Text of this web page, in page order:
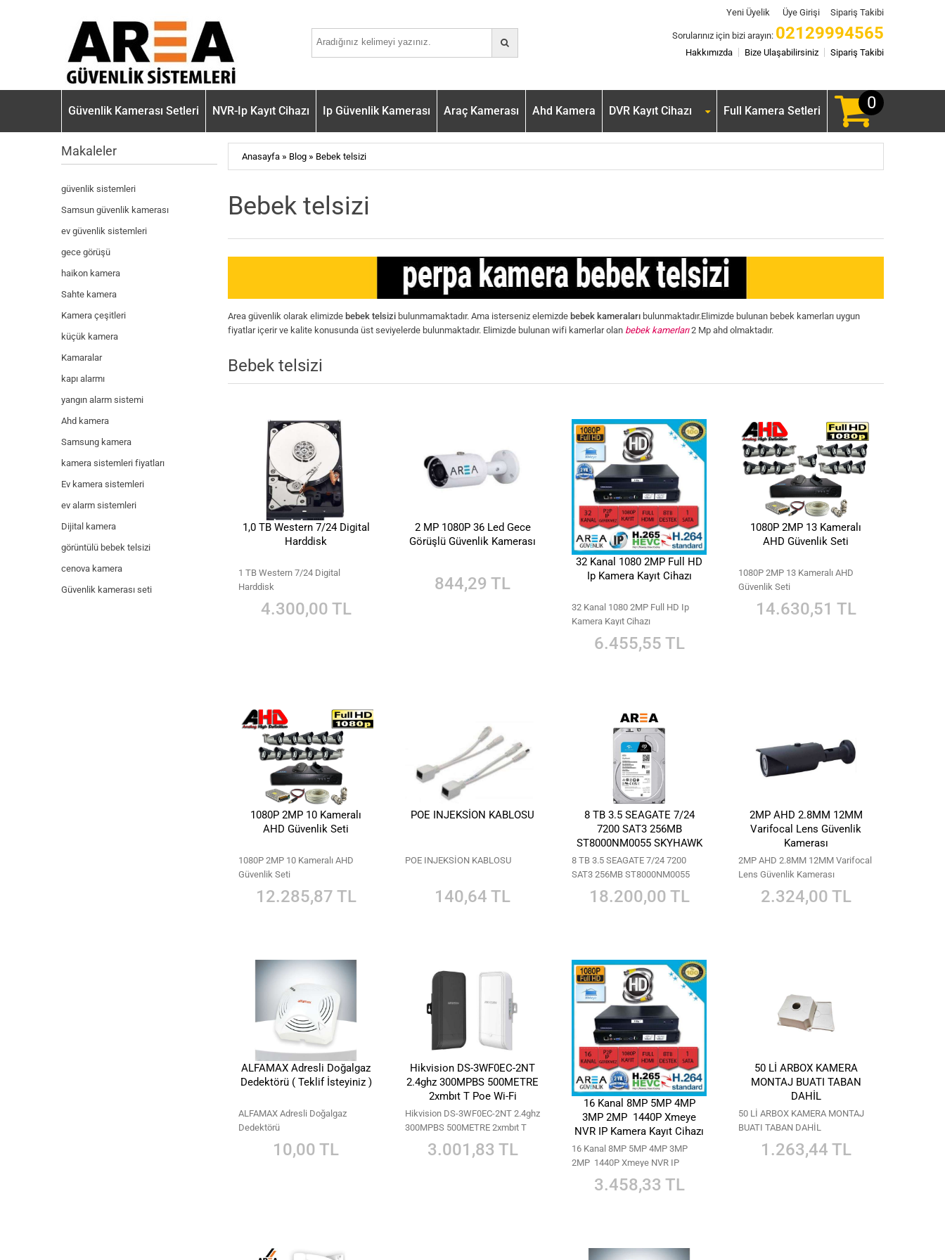
Yeni Üyelik Üye Girişi Sipariş Takibi
Sorularınız için bizi arayın: 02129994565
Hakkımızda Bize Ulaşabilirsiniz Sipariş Takibi
Güvenlik Kamerası Setleri NVR-Ip Kayıt Cihazı Ip Güvenlik Kamerası Araç Kamerası Ahd Kamera DVR Kayıt Cihazı Full Kamera Setleri 0
Makaleler
güvenlik sistemleri
Samsun güvenlik kamerası
ev güvenlik sistemleri
gece görüşü
haikon kamera
Sahte kamera
Kamera çeşitleri
küçük kamera
Kamaralar
kapı alarmı
yangın alarm sistemi
Ahd kamera
Samsung kamera
kamera sistemleri fiyatları
Ev kamera sistemleri
ev alarm sistemleri
Dijital kamera
görüntülü bebek telsizi
cenova kamera
Güvenlik kamerası seti
Anasayfa » Blog » Bebek telsizi
Bebek telsizi
Area güvenlik olarak elimizde bebek telsizi bulunmamaktadır. Ama isterseniz elemizde bebek kameraları bulunmaktadır.Elimizde bulunan bebek kamerları uygun
fiyatlar içerir ve kalite konusunda üst seviyelerde bulunmaktadır. Elimizde bulunan wifi kamerlar olan bebek kamerları2 Mp ahd olmaktadır.
Bebek telsizi
1,0 TB Western 7/24 Digital
Harddisk
1 TB Western 7/24 Digital
Harddisk
4.300,00 TL
2 MP 1080P 36 Led Gece
Görüşlü Güvenlik Kamerası
844,29 TL
32 Kanal 1080 2MP Full HD
Ip Kamera Kayıt Cihazı
32 Kanal 1080 2MP Full HD Ip
Kamera Kayıt Cihazı
6.455,55 TL
1080P 2MP 13 Kameralı
AHD Güvenlik Seti
1080P 2MP 13 Kameralı AHD
Güvenlik Seti
14.630,51 TL
1080P 2MP 10 Kameralı
AHD Güvenlik Seti
1080P 2MP 10 Kameralı AHD
Güvenlik Seti
12.285,87 TL
POE INJEKSİON KABLOSU
POE INJEKSİON KABLOSU
140,64 TL
8 TB 3.5 SEAGATE 7/24
7200 SAT3 256MB
ST8000NM0055 SKYHAWK
Al
8 TB 3.5 SEAGATE 7/24 7200
SAT3 256MB ST8000NM0055
SKYHAWK Al
18.200,00 TL
2MP AHD 2.8MM 12MM
Varifocal Lens Güvenlik
Kamerası
2MP AHD 2.8MM 12MM Varifocal
Lens Güvenlik Kamerası
2.324,00 TL
ALFAMAX Adresli Doğalgaz
Dedektörü ( Teklif İsteyiniz )
ALFAMAX Adresli Doğalgaz
Dedektörü
10,00 TL
Hikvision DS-3WF0EC-2NT
2.4ghz 300MPBS 500METRE
2xmbıt T Poe Wi-Fi
Hikvision DS-3WF0EC-2NT 2.4ghz
300MPBS 500METRE 2xmbıt T
Poe Wi-Fi3.001,83 TL
16 Kanal 8MP 5MP 4MP
3MP 2MP 1440P Xmeye
NVR IP Kamera Kayıt Cihazı
AR-8517
16 Kanal 8MP 5MP 4MP 3MP
2MP 1440P Xmeye NVR IP
Kamera Kayıt Cihazı AR-8517
3.458,33 TL
50 Lİ ARBOX KAMERA
MONTAJ BUATI TABAN
DAHİL
50 Lİ ARBOX KAMERA MONTAJ
BUATI TABAN DAHİL
1.263,44 TL